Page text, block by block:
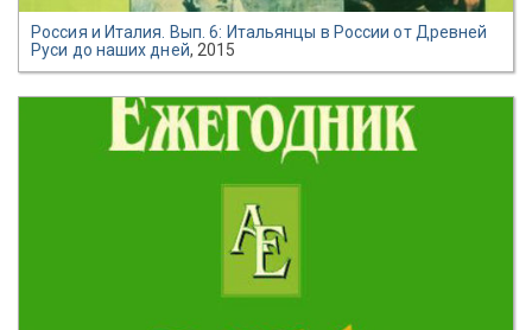
Россия и Италия. Вып. 6: Итальянцы в России от Древней
Руси до наших дней, 2015